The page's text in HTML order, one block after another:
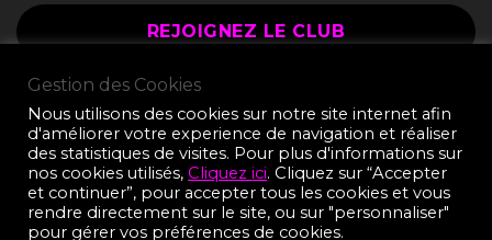
MENTIONS LÉGALES
CONDITIONS GÉNÉRALES DE LOCATION
CONTACT
POLITIQUE DE CONFIDENTIALITÉ
INSTALLER NOTRE WEBAPP
Gestion des Cookies
Nous utilisons des cookies sur notre site internet afin
d'améliorer votre experience de navigation et réaliser
des statistiques de visites. Pour plus d'informations sur
nos cookies utilisés, Cliquez ici. Cliquez sur “Accepter
et continuer”, pour accepter tous les cookies et vous
rendre directement sur le site, ou sur "personnaliser"
pour gérer vos préférences de cookies.